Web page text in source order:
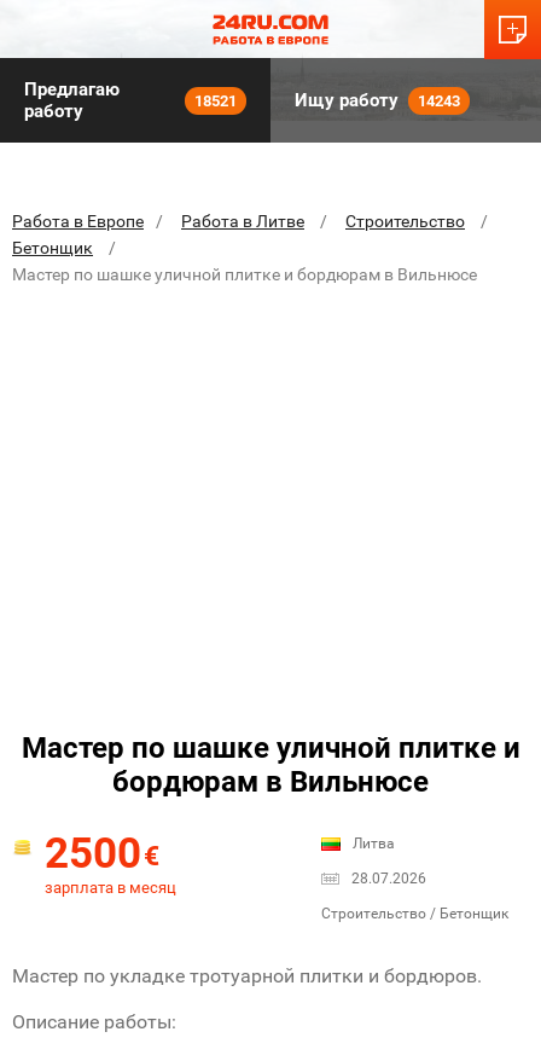
Предлагаю
работу
18521 Ищу работу 14243
Работа в Европе Работа в Литве
Строительство
Бетонщик
Мастер по шашке уличной плитке и бордюрам в Вильнюсе
Мастер по шашке уличной плитке и
бордюрам в Вильнюсе
2500€
зарплата в месяц
Литва
28.07.2026
Строительство / Бетонщик
Мастер по укладке тротуарной плитки и бордюров.
Описание работы: